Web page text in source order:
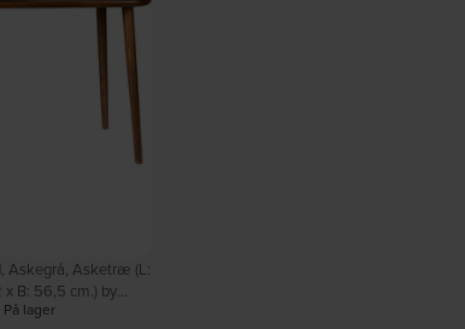
Askegrå, Asketræ (L:
x B: 56,5 cm.) by
På lager